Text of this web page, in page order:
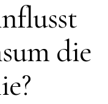
die